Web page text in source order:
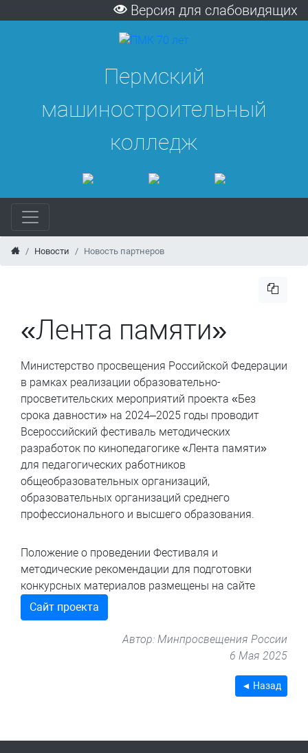
Версия для слабовидящих
Пермский
машиностроительный
колледж
Новости Новость партнеров
«Лента памяти»
Министерство просвещения Российской Федерации
в рамках реализации образовательно-
просветительских мероприятий проекта «Без
срока давности» на 2024–2025 годы проводит
Всероссийский фестиваль методических
разработок по кинопедагогике «Лента памяти»
для педагогических работников
общеобразовательных организаций,
образовательных организаций среднего
профессионального и высшего образования.
Положение о проведении Фестиваля и
методические рекомендации для подготовки
конкурсных материалов размещены на сайте
Сайт проекта
Автор: Минпросвещения России
6 Мая 2025
◄ Назад